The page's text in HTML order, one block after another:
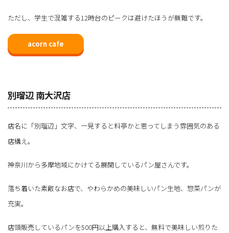
ただし、学生で混雑する12時台のピークは避けたほうが無難です。
acorn cafe
別瑠辺 南大沢店
店名に「別瑠辺」文字、一見すると料亭かと思ってしまう雰囲気のある
店構え。
神奈川から多摩地域にかけてる展開しているパン屋さんです。
落ち着いた素敵なお店で、やわらかめの美味しいパン生地、惣菜パンが
充実。
店頭販売しているパンを500円以上購入すると、無料で美味しい煎りた